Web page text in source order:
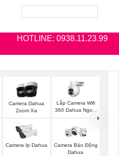
HOTLINE: 0938.11.23.99
Camera Dahua
Zoom Xa
Lắp Camera Wifi
360 Dahua Ngoài
Camera Ip Dahua
Camera Báo Động
Dahua